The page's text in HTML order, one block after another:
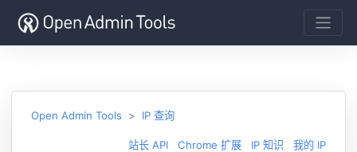
Open Admin Tools IP 查询
站长 API Chrome 扩展 IP 知识 我的 IP